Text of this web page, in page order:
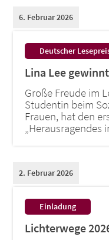
Deutscher
Lina Lee
6. Februar 2026
Große Freude im
Studentin beim
Frauen, hat den
„Herausragendes
Einladung:
Lichterwege
2. Februar 2026